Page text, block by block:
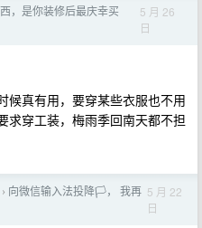
，是你装修后最庆幸买
5 月 26
日
候真有用，要穿某些衣服也不用
求穿工装，梅雨季回南天都不担
› 向微信输入法投降🏳️， 我再 5 月 22
日